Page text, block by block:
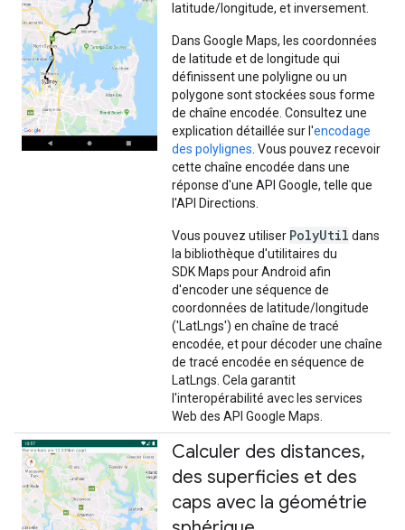
latitude/longitude, et inversement.
Dans Google Maps, les coordonnées
de latitude et de longitude qui
définissent une polyligne ou un
polygone sont stockées sous forme
de chaîne encodée. Consultez une
explication détaillée sur l'encodage
des polylignes . Vous pouvez recevoir
cette chaîne encodée dans une
réponse d'une API Google, telle que
l'API Directions.
Vous pouvez utiliser PolyUtil dans
la bibliothèque d'utilitaires du
SDK Maps pour Android afin
d'encoder une séquence de
coordonnées de latitude/longitude
('LatLngs') en chaîne de tracé
encodée, et pour décoder une chaîne
de tracé encodée en séquence de
LatLngs. Cela garantit
l'interopérabilité avec les services
Web des API Google Maps.
Calculer des distances,
des superficies et des
caps avec la géométrie